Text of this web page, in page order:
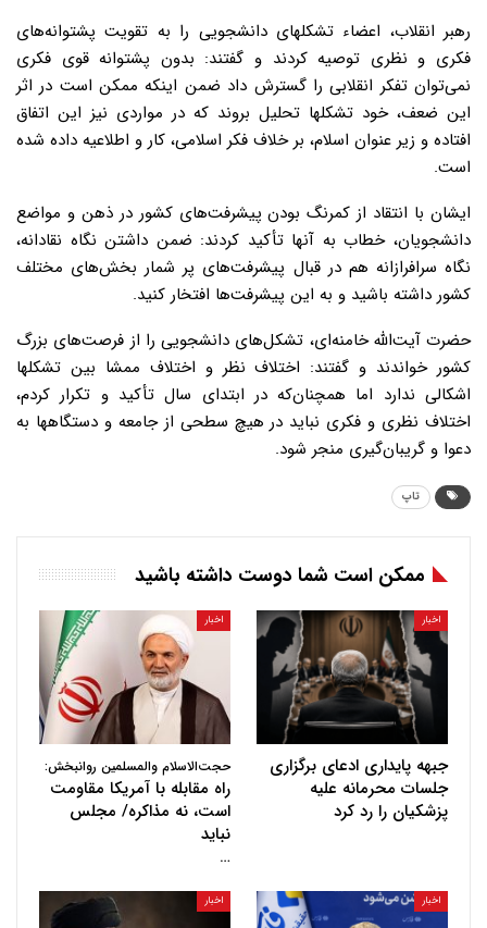
رهبر انقلاب، اعضاء تشکلهای دانشجویی را به تقویت پشتوانه‌های
فکری و نظری توصیه کردند و گفتند: بدون پشتوانه قوی فکری
نمی‌توان تفکر انقلابی را گسترش داد ضمن اینکه ممکن است در اثر
این ضعف، خود تشکلها تحلیل بروند که در مواردی نیز این اتفاق
افتاده و زیر عنوان اسلام، بر خلاف فکر اسلامی، کار و اطلاعیه داده شده
است.
ایشان با انتقاد از کمرنگ بودن پیشرفت‌های کشور در ذهن و مواضع
دانشجویان، خطاب به آنها تأکید کردند: ضمن داشتن نگاه نقادانه،
نگاه سرافرازانه هم در قبال پیشرفت‌های پر شمار بخش‌های مختلف
کشور داشته باشید و به این پیشرفت‌ها افتخار کنید.
حضرت آیت‌الله خامنه‌ای، تشکل‌های دانشجویی را از فرصت‌های بزرگ
کشور خواندند و گفتند: اختلاف نظر و اختلاف ممشا بین تشکلها
اشکالی ندارد اما همچنان‌که در ابتدای سال تأکید و تکرار کردم،
اختلاف نظری و فکری نباید در هیچ سطحی از جامعه و دستگاهها به
دعوا و گریبان‌گیری منجر شود.
تاپ
ممکن است شما دوست داشته باشید
اخبار
جبهه پایداری ادعای برگزاری
جلسات محرمانه علیه
پزشکیان را رد کرد
اخبار
حجت‌الاسلام والمسلمین روانبخش:
راه مقابله با آمریکا مقاومت
است، نه مذاکره/ مجلس
نباید
…
اخبار اخبار